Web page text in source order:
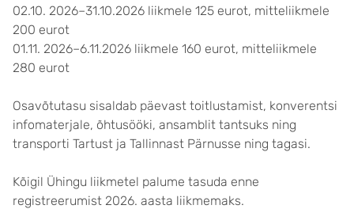
02.10. 2026–31.10.2026 liikmele 125 eurot, mitteliikmele
200 eurot
01.11. 2026–6.11.2026 liikmele 160 eurot, mitteliikmele
280 eurot
Osavõtutasu sisaldab päevast toitlustamist, konverentsi
infomaterjale, õhtusööki, ansamblit tantsuks ning
transporti Tartust ja Tallinnast Pärnusse ning tagasi.
Kõigil Ühingu liikmetel palume tasuda enne
registreerumist 2026. aasta liikmemaks.